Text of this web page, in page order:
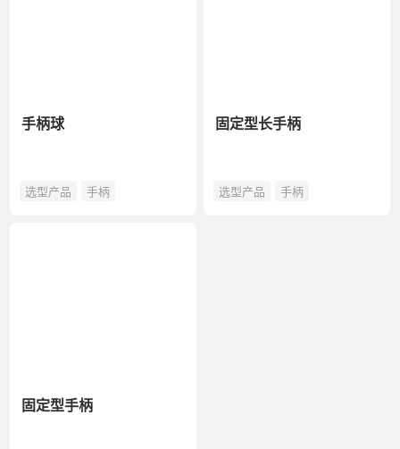
手柄球
选型产品 手柄
固定型手柄
固定型长手柄
选型产品 手柄